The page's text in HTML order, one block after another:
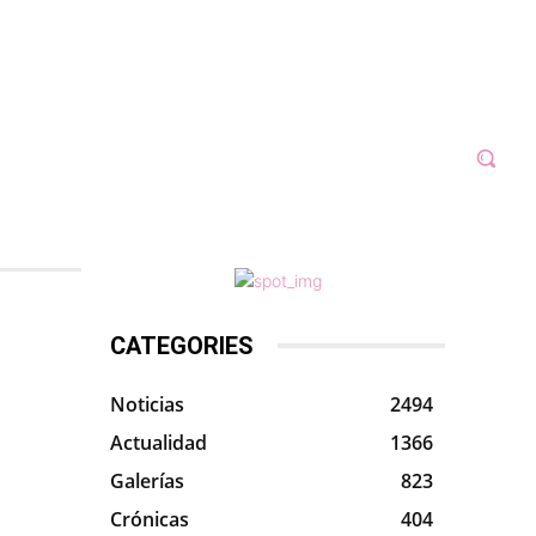
CATEGORIES
Noticias
2494
Actualidad
1366
Galerías
823
Crónicas
404